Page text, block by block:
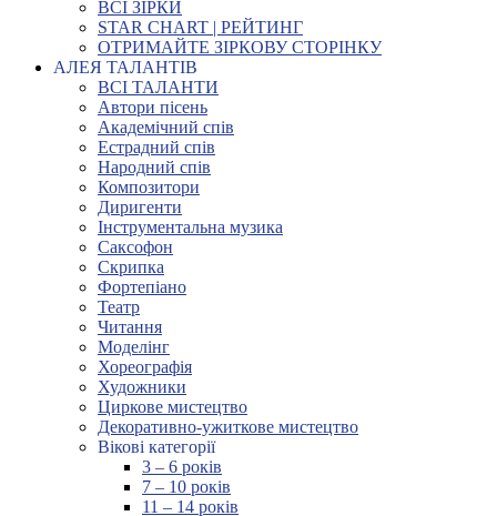
ВСІ ЗІРКИ
STAR CHART | РЕЙТИНГ
ОТРИМАЙТЕ ЗІРКОВУ СТОРІНКУ
АЛЕЯ ТАЛАНТІВ
ВСІ ТАЛАНТИ
Автори пісень
Академічний спів
Естрадний спів
Народний спів
Композитори
Диригенти
Інструментальна музика
Саксофон
Скрипка
Фортепіано
Театр
Читання
Моделінг
Хореографія
Художники
Циркове мистецтво
Декоративно-ужиткове мистецтво
Вікові категорії
3 – 6 років
7 – 10 років
11 – 14 років